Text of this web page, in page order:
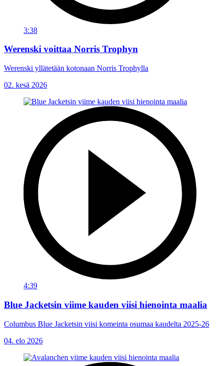
3:38
Werenski voittaa Norris Trophyn
Werenski yllätetään kotonaan Norris Trophylla
02. kesä 2026
4:39
Blue Jacketsin viime kauden viisi hienointa maalia
Columbus Blue Jacketsin viisi komeinta osumaa kaudelta 2025-26
04. elo 2026